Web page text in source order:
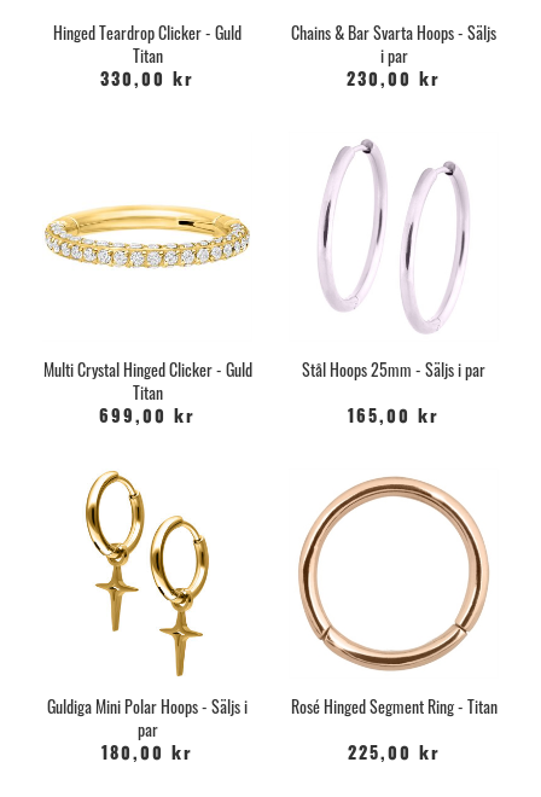
Hinged Teardrop Clicker - Guld
Titan
330,00 kr
Chains & Bar Svarta Hoops - Säljs
i par
230,00 kr
Multi Crystal Hinged Clicker - Guld
Titan
699,00 kr
Stål Hoops 25mm - Säljs i par
165,00 kr
Guldiga Mini Polar Hoops - Säljs i
par
180,00 kr
Rosé Hinged Segment Ring - Titan
225,00 kr